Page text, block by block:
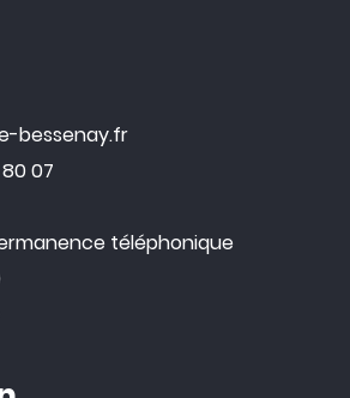
bessenay.fr
07
téléphonique